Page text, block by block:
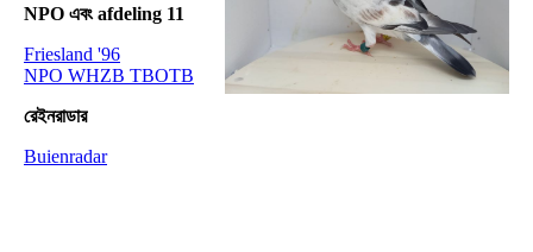
NPO এবং afdeling 11
Friesland '96
NPO WHZB TBOTB
রেইনরাডার
Buienradar